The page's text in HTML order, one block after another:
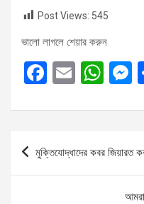
Post Views: 545
ভালো লাগলে শেয়ার করুন
F
ce
o
E
ail
W
at
s
A g
Post
navigation
মুক্তিযোদ্ধাদের কবর জিয়ারত